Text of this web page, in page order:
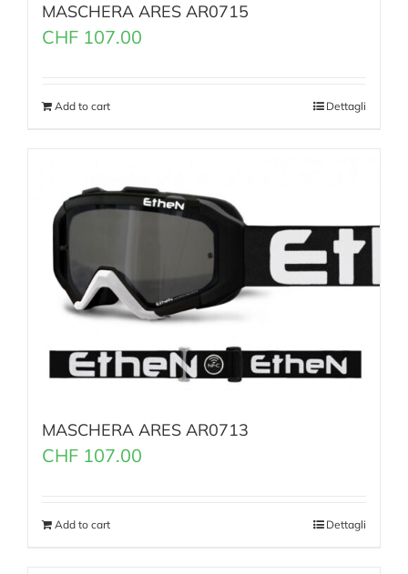
MASCHERA ARES AR0715
CHF 107.00
Add to cart Dettagli
MASCHERA ARES AR0713
CHF 107.00
Add to cart Dettagli